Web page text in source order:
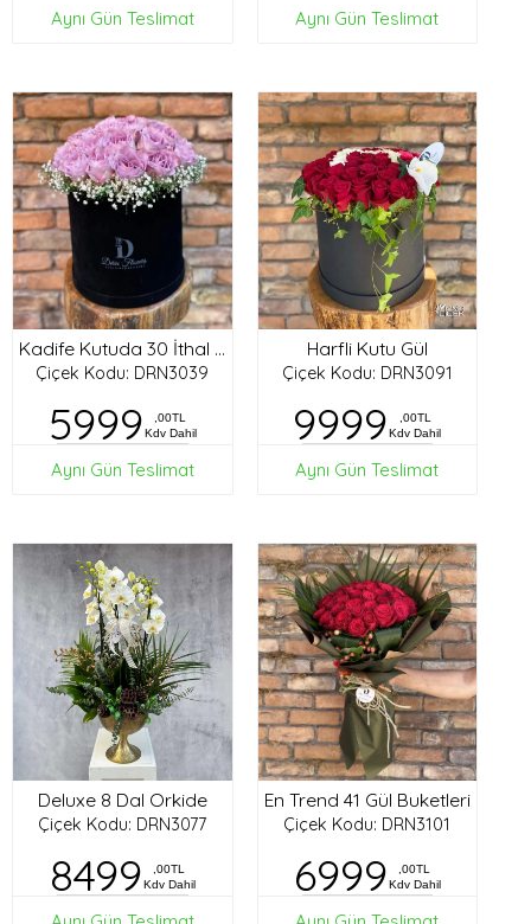
Aynı Gün Teslimat Aynı Gün Teslimat
Kadife Kutuda 30 İthal Gül
Çiçek Kodu: DRN3039
5999
,00TL
Kdv Dahil
Aynı Gün Teslimat
Harfli Kutu Gül
Çiçek Kodu: DRN3091
9999
,00TL
Kdv Dahil
Aynı Gün Teslimat
Deluxe 8 Dal Orkide
Çiçek Kodu: DRN3077
8499
,00TL
Kdv Dahil
En Trend 41 Gül Buketleri
Çiçek Kodu: DRN3101
6999
,00TL
Kdv Dahil